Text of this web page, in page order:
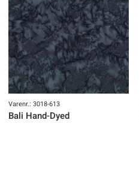
Varenr.: 3018-613
Bali Hand-Dyed